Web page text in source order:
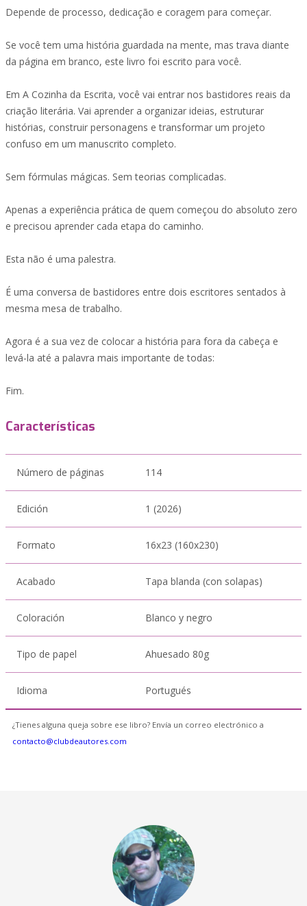
Depende de processo, dedicação e coragem para começar.
Se você tem uma história guardada na mente, mas trava diante
da página em branco, este livro foi escrito para você.
Em A Cozinha da Escrita, você vai entrar nos bastidores reais da
criação literária. Vai aprender a organizar ideias, estruturar
histórias, construir personagens e transformar um projeto
confuso em um manuscrito completo.
Sem fórmulas mágicas. Sem teorias complicadas.
Apenas a experiência prática de quem começou do absoluto zero
e precisou aprender cada etapa do caminho.
Esta não é uma palestra.
É uma conversa de bastidores entre dois escritores sentados à
mesma mesa de trabalho.
Agora é a sua vez de colocar a história para fora da cabeça e
levá-la até a palavra mais importante de todas:
Fim.
Características
Número de páginas 114
Edición 1 (2026)
Formato 16x23 (160x230)
Acabado Tapa blanda (con solapas)
Coloración Blanco y negro
Tipo de papel Ahuesado 80g
Idioma Portugués
¿Tienes alguna queja sobre ese libro? Envía un correo electrónico a
contacto@clubdeautores.com